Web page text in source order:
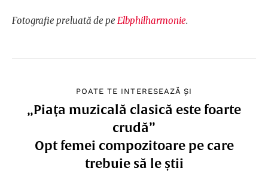
Fotografie preluată de pe Elbphilharmonie.
POATE TE INTERESEAZĂ ȘI
„Piața muzicală clasică este foarte
crudă”
Opt femei compozitoare pe care
trebuie să le știi